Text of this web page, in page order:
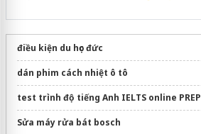
điều kiện du học đức
dán phim cách nhiệt ô tô
test trình độ tiếng Anh IELTS online PREP
Sửa máy rửa bát bosch